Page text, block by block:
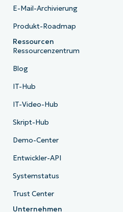
E-Mail-Archivierung
Produkt-Roadmap
Ressourcen
Ressourcenzentrum
Blog
IT-Hub
IT-Video-Hub
Skript-Hub
Demo-Center
Entwickler-API
Systemstatus
Trust Center
Unternehmen